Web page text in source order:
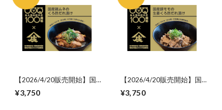
【2026/4/20販売開始】国
¥3,750
【2026/4/20販売開始】国
漬け
¥3,750